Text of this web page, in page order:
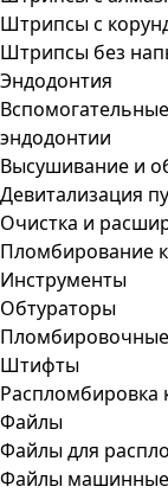
Штрипсы c
Штрипсы без
Эндодонтия
эндодонтии
Высушивание и
Девитализация
Очистка и
Пломбирование
Инструменты
Обтураторы
Штифты
Распломбировка
Файлы
Файлы для
Файлы машинные